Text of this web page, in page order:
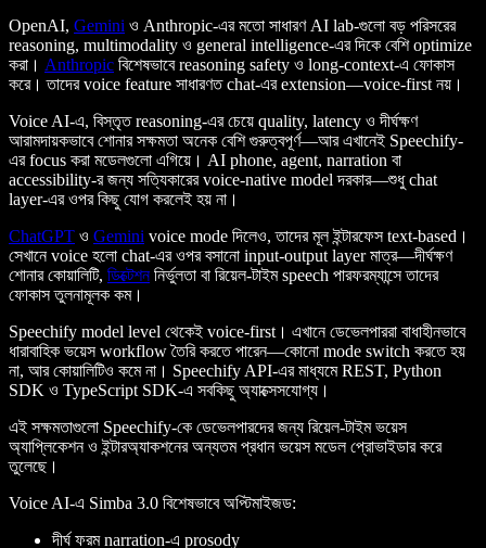
OpenAI, Gemini ও Anthropic-এর মতো সাধারণ AI lab-গুলো বড় পরিসরের
reasoning, multimodality ও general intelligence-এর দিকে বেশি optimize
করা। Anthropic বিশেষভাবে reasoning safety ও long-context-এ ফোকাস
করে। তাদের voice feature সাধারণত chat-এর extension—voice-first নয়।
Voice AI-এ, বিস্তৃত reasoning-এর চেয়ে quality, latency ও দীর্ঘক্ষণ
আরামদায়কভাবে শোনার সক্ষমতা অনেক বেশি গুরুত্বপূর্ণ—আর এখানেই Speechify-
এর focus করা মডেলগুলো এগিয়ে। AI phone, agent, narration বা
accessibility-র জন্য সত্যিকারের voice-native model দরকার—শুধু chat
layer-এর ওপর কিছু যোগ করলেই হয় না।
ChatGPT ও Gemini voice mode দিলেও, তাদের মূল ইন্টারফেস text-based।
সেখানে voice হলো chat-এর ওপর বসানো input-output layer মাত্র—দীর্ঘক্ষণ
শোনার কোয়ালিটি, ডিক্টেশননির্ভুলতা বা রিয়েল-টাইম speech পারফরম্যান্সে তাদের
ফোকাস তুলনামূলক কম।
Speechify model level থেকেই voice-first। এখানে ডেভেলপাররা বাধাহীনভাবে
ধারাবাহিক ভয়েস workflow তৈরি করতে পারেন—কোনো mode switch করতে হয়
না, আর কোয়ালিটিও কমে না। Speechify API-এর মাধ্যমে REST, Python
SDK ও TypeScript SDK-এ সবকিছু অ্যাক্সেসযোগ্য।
এই সক্ষমতাগুলো Speechify-কে ডেভেলপারদের জন্য রিয়েল-টাইম ভয়েস
অ্যাপ্লিকেশন ও ইন্টারঅ্যাকশনের অন্যতম প্রধান ভয়েস মডেল প্রোভাইডার করে
তুলেছে।
Voice AI-এ Simba 3.0 বিশেষভাবে অপ্টিমাইজড:
দীর্ঘ ফরম narration-এ prosody